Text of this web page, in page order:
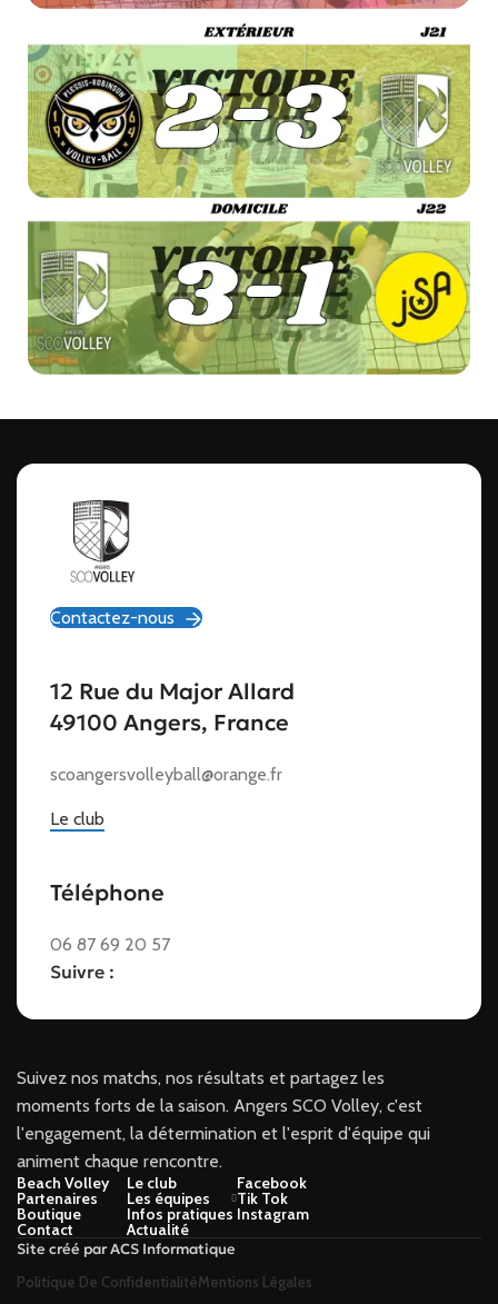
Contactez-nous
12 Rue du Major Allard
49100 Angers, France
scoangersvolleyball@orange.fr
Le club
Téléphone
06 87 69 20 57
Suivre :
Suivez nos matchs, nos résultats et partagez les
moments forts de la saison. Angers SCO Volley, c'est
l'engagement, la détermination et l'esprit d'équipe qui
animent chaque rencontre.
Beach Volley
Partenaires
Boutique
Contact
Le club
Les équipes
Infos pratiques
Actualité
Facebook
Tik Tok
Instagram
Site créé par ACS Informatique
Politique De ConfidentialitéMentions Légales